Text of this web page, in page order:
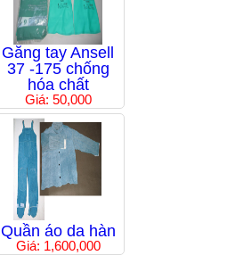
Găng tay Ansell
37 -175 chống
hóa chất
Giá: 50,000
Quần áo da hàn
Giá: 1,600,000